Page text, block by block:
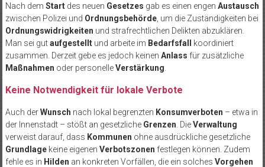
Nach dem Startdes neuen Gesetzes gab es einen engen Austausch
zwischen Polizei und Ordnungsbehörde, um die Zuständigkeiten bei
Ordnungswidrigkeiten und strafrechtlichen Delikten abzuklären.
Man sei gutaufgestelltund arbeite im Bedarfsfall
koordiniert
zusammen. Derzeit gebe es jedoch keinen Anlass für zusätzliche
Maßnahmen oder personelleVerstärkung
Keine Notwendigkeit für lokale Verbote
Auch derWunsch nach lokal begrenzten Konsumverboten – etwa in
der Innenstadt – stößt an gesetzliche Grenzen . DieVerwaltung
verweist darauf, dass Kommunen ohne ausdrückliche gesetzliche
Grundlagekeine eigenen Verbotszonen festlegen können. Zudem
fehle es in Hilden an konkreten Vorfällen, die ein solches Vorgehen